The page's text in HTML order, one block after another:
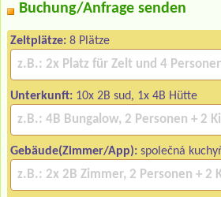
Buchung/Anfrage senden
Zeltplätze: 8 Plätze
Unterkunft: 10x 2B sud, 1x 4B Hütte
Gebäude(Zimmer/App): společná